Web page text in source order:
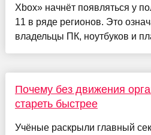
Xbox» начнёт появляться у
11 в ряде регионов. Это
владельцы ПК, ноутбуков и
Почему без движения
стареть быстрее
Учёные раскрыли главный